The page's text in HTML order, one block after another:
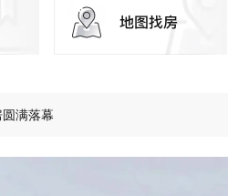
场景社区火了！